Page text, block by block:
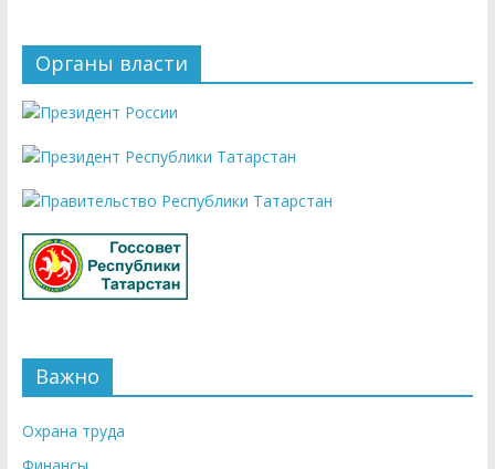
Органы власти
Важно
Охрана труда